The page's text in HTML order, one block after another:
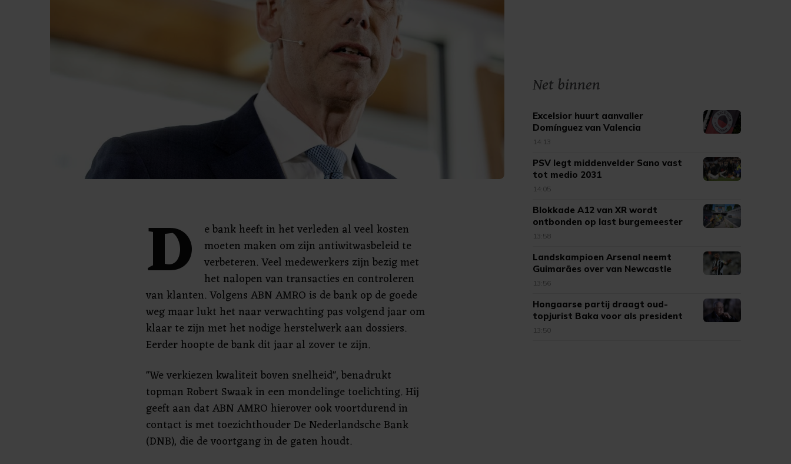
D
e bank heeft in het verleden al veel kosten
moeten maken om zijn antiwitwasbeleid te
verbeteren. Veel medewerkers zijn bezig met
het nalopen van transacties en controleren
van klanten. Volgens ABN AMRO is de bank op de goede
weg maar lukt het naar verwachting pas volgend jaar om
klaar te zijn met het nodige herstelwerk aan dossiers.
Eerder hoopte de bank dit jaar al zover te zijn.
"We verkiezen kwaliteit boven snelheid", benadrukt
topman Robert Swaak in een mondelinge toelichting. Hij
geeft aan dat ABN AMRO hierover ook voortdurend in
contact is met toezichthouder De Nederlandsche Bank
(DNB), die de voortgang in de gaten houdt.
Net binnen
Excelsior huurt aanvaller
Domínguez van Valencia
14:13
PSV legt middenvelder Sano vast
tot medio 2031
14:05
Blokkade A12 van XR wordt
ontbonden op last burgemeester
13:58
Landskampioen Arsenal neemt
Guimarães over van Newcastle
United
13:56
Hongaarse partij draagt oud-
topjurist Baka voor als president
13:50